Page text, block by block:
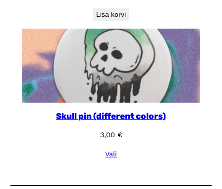
Lisa korvi
Skull pin (different colors)
3,00 €
Vali